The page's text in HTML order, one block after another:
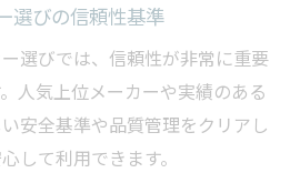
選びの信頼性基準
選びでは、信頼性が非常に重要
人気上位メーカーや実績のある
安全基準や品質管理をクリアし
して利用できます。